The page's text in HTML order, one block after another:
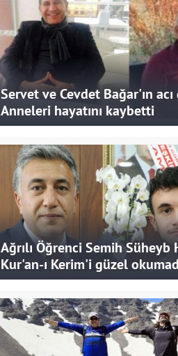
Servet ve Cevdet Bağar'ın
Anneleri hayatını kaybetti
Ağrılı Öğrenci Semih Süheyb
Kur'an-ı Kerim'i güzel
Türkiye ikincisi oldu